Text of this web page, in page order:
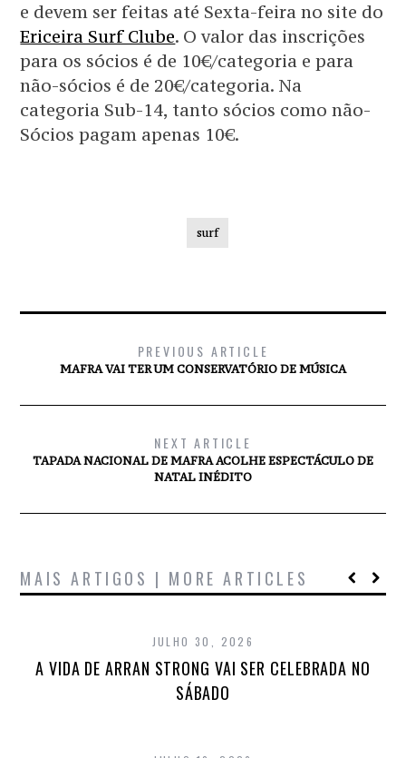
e devem ser feitas até Sexta-feira no site do
Ericeira Surf Clube. O valor das inscrições
para os sócios é de 10€/categoria e para
não-sócios é de 20€/categoria. Na
categoria Sub-14, tanto sócios como não-
Sócios pagam apenas 10€.
surf
PREVIOUS ARTICLE
MAFRA VAI TER UM CONSERVATÓRIO DE MÚSICA
NEXT ARTICLE
TAPADA NACIONAL DE MAFRA ACOLHE ESPECTÁCULO DE
NATAL INÉDITO
MAIS ARTIGOS | MORE ARTICLES
JULHO 30, 2026
A VIDA DE ARRAN STRONG VAI SER CELEBRADA NO
SÁBADO